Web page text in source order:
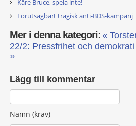
Käre Bruce, spela inte!
Förutsägbart tragisk anti-BDS-kampanj
Mer i denna kategori: «
22/2: Pressfrihet och
»
Lägg till kommentar
Namn (krav)